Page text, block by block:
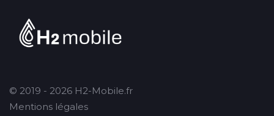
© 2019 - 2026 H2-Mobile.fr
Mentions légales